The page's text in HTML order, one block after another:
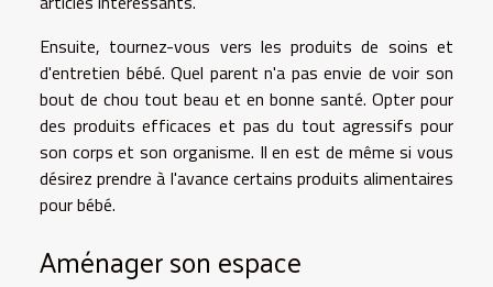
Ensuite, tournez-vous vers les produits de soins et
d'entretien bébé. Quel parent n'a pas envie de voir son
bout de chou tout beau et en bonne santé. Opter pour
des produits efficaces et pas du tout agressifs pour
son corps et son organisme. Il en est de même si vous
désirez prendre à l'avance certains produits alimentaires
pour bébé.
Aménager son espace